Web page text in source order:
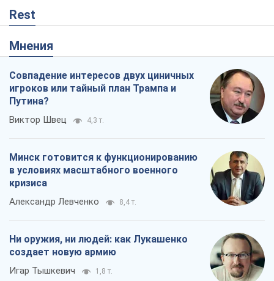
Rest
Мнения
Совпадение интересов двух циничных
игроков или тайный план Трампа и
Путина?
Виктор Швец 4,3 т.
Минск готовится к функционированию
в условиях масштабного военного
кризиса
Александр Левченко 8,4 т.
Ни оружия, ни людей: как Лукашенко
создает новую армию
Игар Тышкевич 1,8 т.